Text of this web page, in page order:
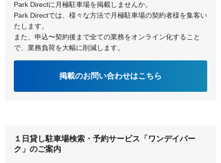
Park Directに月極駐車場を掲載しませんか。
Park Directでは、様々な方法で月極駐車場の契約者様を集客い
たします。
また、申込〜契約後まで全ての業務をオンライン化すること
で、業務負荷を大幅に削減します。
掲載のお問い合わせはこちら
１日貸し駐車場検索・予約サービス「ワンデイパー
ク」のご案内